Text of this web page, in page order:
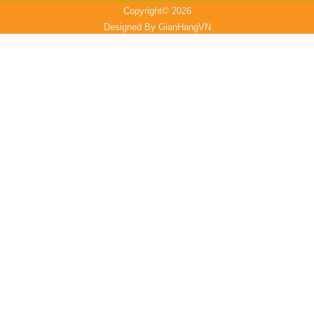
Copyright© 2026
Designed By GianHangVN